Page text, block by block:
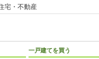
宅・不動産
一戸建てを買う